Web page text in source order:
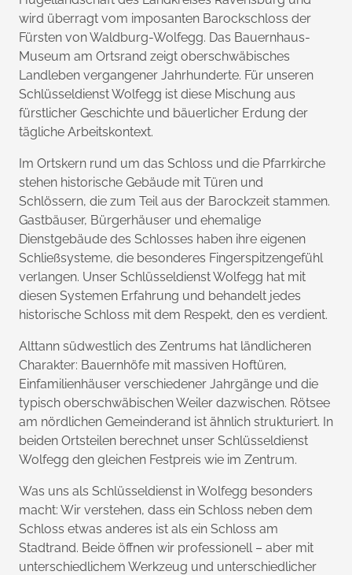
wird überragt vom imposanten Barockschloss der
Fürsten von Waldburg-Wolfegg. Das Bauernhaus-
Museum am Ortsrand zeigt oberschwäbisches
Landleben vergangener Jahrhunderte. Für unseren
Schlüsseldienst Wolfegg ist diese Mischung aus
fürstlicher Geschichte und bäuerlicher Erdung der
tägliche Arbeitskontext.
Im Ortskern rund um das Schloss und die Pfarrkirche
stehen historische Gebäude mit Türen und
Schlössern, die zum Teil aus der Barockzeit stammen.
Gastbäuser, Bürgerhäuser und ehemalige
Dienstgebäude des Schlosses haben ihre eigenen
Schließsysteme, die besonderes Fingerspitzengefühl
verlangen. Unser Schlüsseldienst Wolfegg hat mit
diesen Systemen Erfahrung und behandelt jedes
historische Schloss mit dem Respekt, den es verdient.
Alttann südwestlich des Zentrums hat ländlicheren
Charakter: Bauernhöfe mit massiven Hoftüren,
Einfamilienhäuser verschiedener Jahrgänge und die
typisch oberschwäbischen Weiler dazwischen. Rötsee
am nördlichen Gemeinderand ist ähnlich strukturiert. In
beiden Ortsteilen berechnet unser Schlüsseldienst
Wolfegg den gleichen Festpreis wie im Zentrum.
Was uns als Schlüsseldienst in Wolfegg besonders
macht: Wir verstehen, dass ein Schloss neben dem
Schloss etwas anderes ist als ein Schloss am
Stadtrand. Beide öffnen wir professionell – aber mit
unterschiedlichem Werkzeug und unterschiedlicher